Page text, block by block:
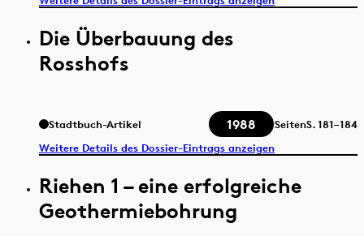
Die Überbauung des
Rosshofs
Stadtbuch-Artikel 1988 SeitenS.181–184
Weitere Details des Dossier-Eintrags anzeigen
Riehen 1 – eine erfolgreiche
Geothermiebohrung